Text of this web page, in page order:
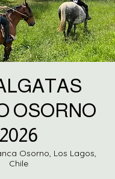
OSORNO
2026
Osorno, Los Lagos,
Chile